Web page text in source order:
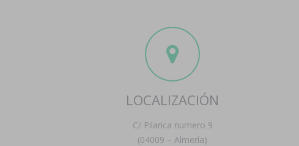
LOCALIZACIÓN
C/ Pilarica numero 9
(04009 – Almería)